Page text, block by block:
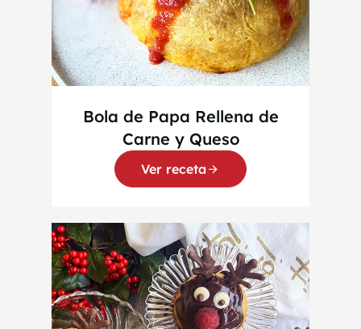
Bola de Papa Rellena de
Carne y Queso
Ver receta